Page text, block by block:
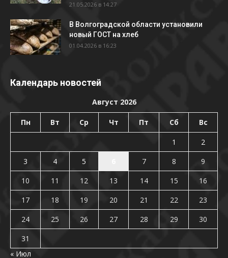
21.05.2026 в 14:27
В Волгоградской области установили
новый ГОСТ на хлеб
01.04.2026 в 16:23
Календарь новостей
Август 2026
Пн Вт Ср Чт Пт Сб Вс
1
2
3
4 5 7 8
9
10
11 12 13 14 15
16
17
18 19 20 21 22
23
24
25 26 27 28 29
30
31
« Июл